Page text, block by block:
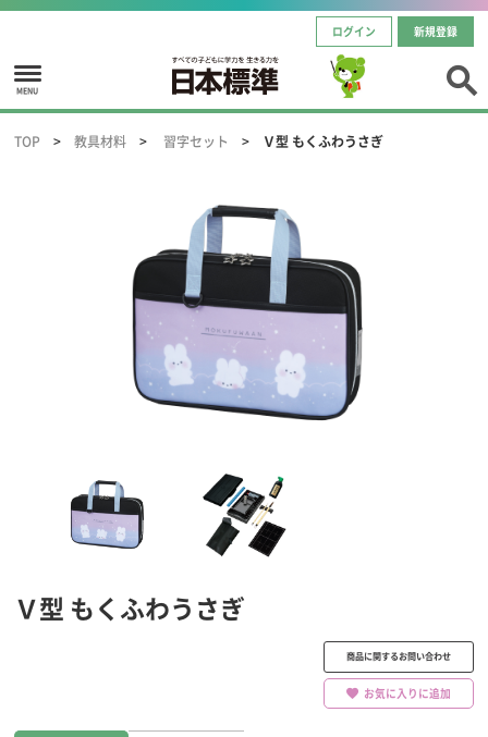
ログイン 新規登録
MENU
TOP 教具材料 習字セット Ｖ型 もくふわうさぎ
Ｖ型 もくふわうさぎ
商品に関するお問い合わせ
お気に入りに追加